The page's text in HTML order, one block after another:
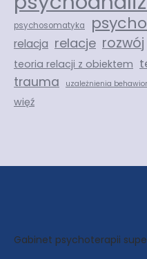
psychosomatyka
relacja relacje rozwój
teoria relacji z obiektem
trauma uzależnienia
więź
Gabinet psychoterapii